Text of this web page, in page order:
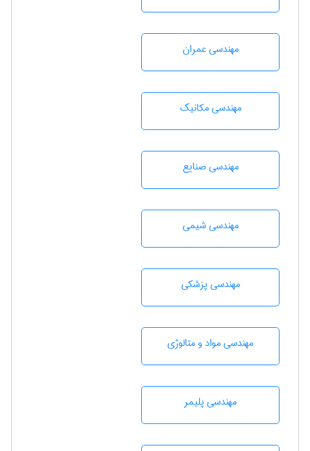
مهندسی عمران
مهندسی مکانیک
مهندسی صنايع
مهندسي شيمی
مهندسی پزشکی
مهندسی مواد و متالوژی
مهندسی پليمر